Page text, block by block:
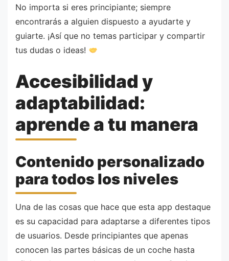
No importa si eres principiante; siempre
encontrarás a alguien dispuesto a ayudarte y
guiarte. ¡Así que no temas participar y compartir
tus dudas o ideas!
Accesibilidad y
adaptabilidad:
aprende a tu manera
Contenido personalizado
para todos los niveles
Una de las cosas que hace que esta app destaque
es su capacidad para adaptarse a diferentes tipos
de usuarios. Desde principiantes que apenas
conocen las partes básicas de un coche hasta